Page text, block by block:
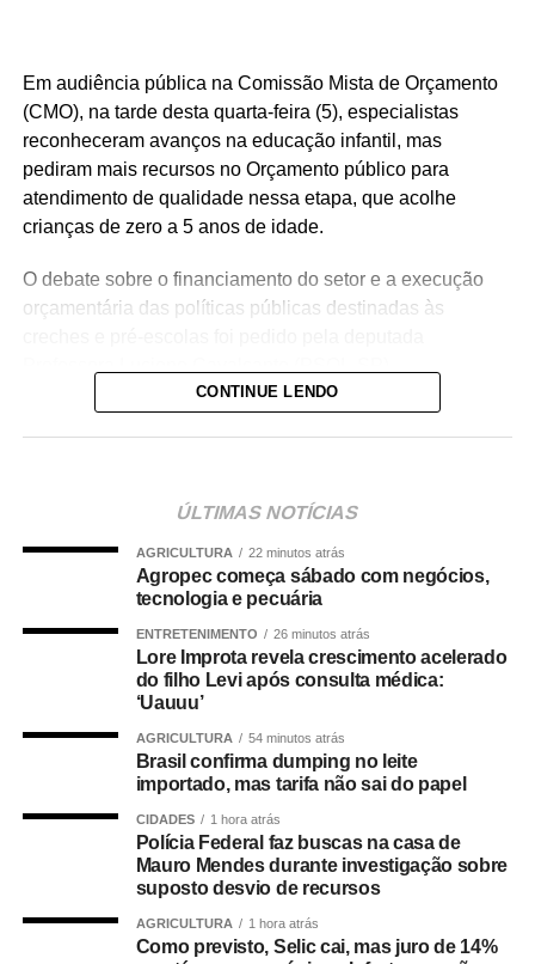
Em audiência pública na Comissão Mista de Orçamento
(CMO), na tarde desta quarta-feira (5), especialistas
reconheceram avanços na educação infantil, mas
pediram mais recursos no Orçamento público para
atendimento de qualidade nessa etapa, que acolhe
crianças de zero a 5 anos de idade.
O debate sobre o financiamento do setor e a execução
orçamentária das políticas públicas destinadas às
— Estamos aqui pensando e discutindo o Orçamento do
de acompanhamento e rastreio dos recursos públicos
O deputado estadual Carlos Giannazi (PSOL-SP), que
também é professor, afirmou que a qualidade da
educação infantil passa pela discussão de vários temas,
como piso salarial dos docentes, concurso público,
formação de profissionais e estrutura de escolas e
creches.
Giannazi manifestou preocupação com a transferência de
recursos públicos para organizações sociais, o que
promoveria uma “terceirização da educação”. Segundo o
deputado, o dinheiro público precisa ser investido pelos
governos de forma eficiente e direta nas creches e
escolas públicas.
CONTINUE LENDO
ÚLTIMAS NOTÍCIAS
AGRICULTURA 22 minutos atrás
Agropec começa sábado com negócios,
tecnologia e pecuária
ENTRETENIMENTO 26 minutos atrás
Lore Improta revela crescimento acelerado
do filho Levi após consulta médica:
‘Uauuu’
AGRICULTURA 54 minutos atrás
Brasil confirma dumping no leite
importado, mas tarifa não sai do papel
CIDADES 1 hora atrás
Polícia Federal faz buscas na casa de
Mauro Mendes durante investigação sobre
suposto desvio de recursos
AGRICULTURA 1 hora atrás
Como previsto, Selic cai, mas juro de 14%